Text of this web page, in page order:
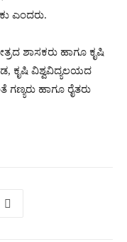
ಎಂದರು.
ಶಾಸಕರು ಹಾಗೂ ಕೃಷಿ
ಕೃಷಿ ವಿಶ್ವವಿದ್ಯಲಯದ
ಹಾಗೂ ರೈತರು